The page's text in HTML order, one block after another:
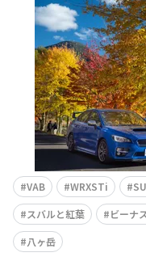
す。冬だとこんな感じ
高原ライン紅葉のグ
ーナスラインは走っ
通り、大本
VAB WRXSTi
スバルと紅葉
ビーナ
八ヶ岳